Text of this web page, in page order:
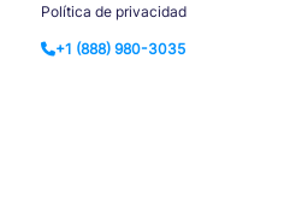
Política de privacidad
+1 (888) 980-3035